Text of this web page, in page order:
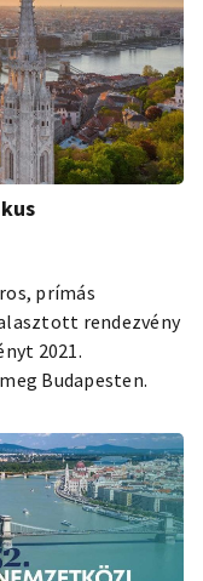
prímás
rendezvény
2021.
Budapesten.